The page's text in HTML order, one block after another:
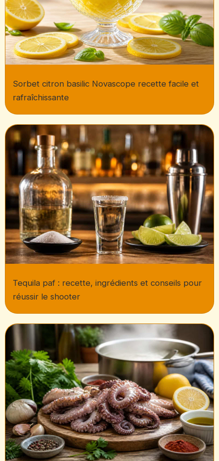
Sorbet citron basilic Novascope recette facile et
rafraîchissante
Tequila paf : recette, ingrédients et conseils pour
réussir le shooter